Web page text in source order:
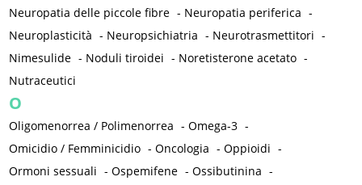
Neuropatia delle piccole fibre - Neuropatia periferica -
Neuroplasticità - Neuropsichiatria - Neurotrasmettitori -
Nimesulide - Noduli tiroidei - Noretisterone acetato -
Nutraceutici
O
Oligomenorrea / Polimenorrea -Omega-3 -
Omicidio / Femminicidio -Oncologia -Oppioidi -
Ormoni sessuali -Ospemifene -Ossibutinina -